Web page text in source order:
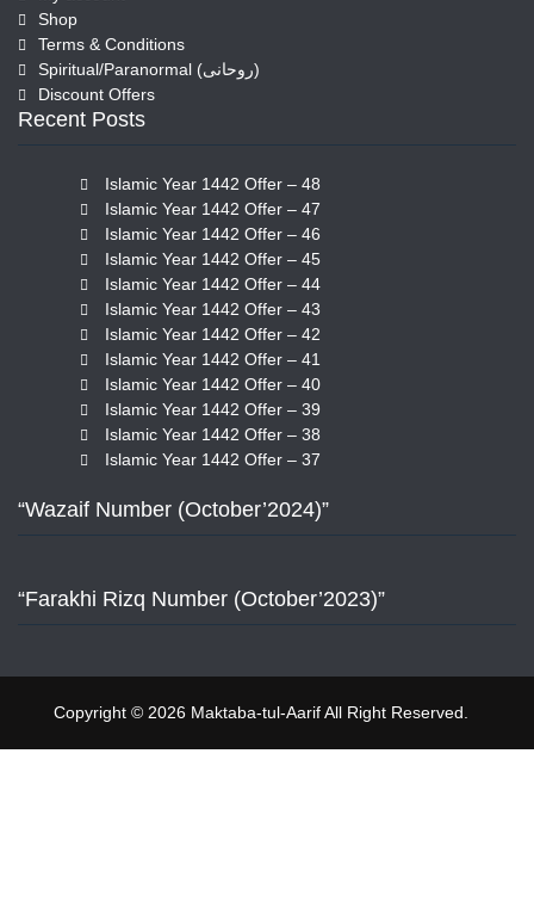
Shop
Terms & Conditions
Spiritual/Paranormal (روحانی)
Discount Offers
Recent Posts
Islamic Year 1442 Offer – 48
Islamic Year 1442 Offer – 47
Islamic Year 1442 Offer – 46
Islamic Year 1442 Offer – 45
Islamic Year 1442 Offer – 44
Islamic Year 1442 Offer – 43
Islamic Year 1442 Offer – 42
Islamic Year 1442 Offer – 41
Islamic Year 1442 Offer – 40
Islamic Year 1442 Offer – 39
Islamic Year 1442 Offer – 38
Islamic Year 1442 Offer – 37
“Wazaif Number (October’2024)”
“Farakhi Rizq Number (October’2023)”
Copyright © 2026 Maktaba-tul-Aarif All Right Reserved.